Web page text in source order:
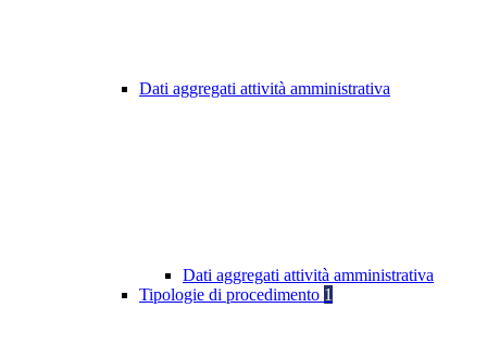
Dati aggregati attività amministrativa
Dati aggregati attività amministrativa
Tipologie di procedimento 1